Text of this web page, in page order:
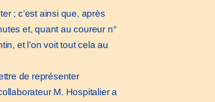
; c’est ainsi que, après
et, quant au coureur n°
et l’on voit tout cela au
de représenter
M. Hospitalier a